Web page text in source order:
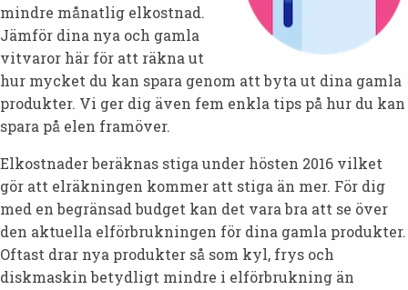
mindre månatlig elkostnad.
Jämför dina nya och gamla
vitvaror här för att räkna ut
hur mycket du kan spara genom att byta ut dina gamla
produkter. Vi ger dig även fem enkla tips på hur du kan
spara på elen framöver.
Elkostnader beräknas stiga under hösten 2016 vilket
gör att elräkningen kommer att stiga än mer. För dig
med en begränsad budget kan det vara bra att se över
den aktuella elförbrukningen för dina gamla produkter.
Oftast drar nya produkter så som kyl, frys och
diskmaskin betydligt mindre i elförbrukning än